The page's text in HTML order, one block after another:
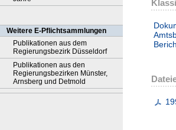
Weitere E-Pflichtsammlungen
Publikationen aus dem
Regierungsbezirk Düsseldorf
Publikationen aus den
Regierungsbezirken Münster,
Arnsberg und Detmold